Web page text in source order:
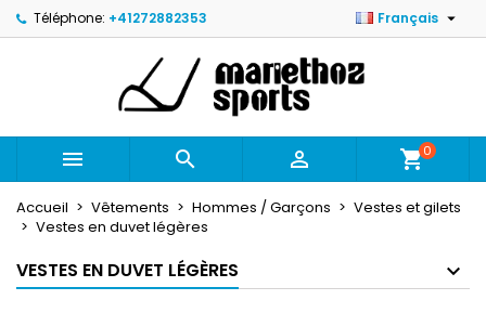
Téléphone: +41272882353 Français 
   shopping_cart0
Accueil Vêtements Hommes / Garçons
Vestes et gilets
Vestes en duvet légères
VESTES EN DUVET LÉGÈRES
Mes listes d'envies ×
Créer une nouvelle liste
((modalTitle)) ×
((confirmMessage))
((cancelText)) ((modalDeleteText))
Créer une liste d'envies ×
Nom de la liste d'envies
Annuler Créer une liste d'envies
Connexion ×
Vous devez être connecté pour ajouter des produits
à votre liste d'envies.
Annuler Connexion